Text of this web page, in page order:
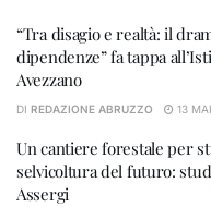
“Tra disagio e realtà: il
dipendenze” fa tappa
Avezzano
DI REDAZIONE ABRUZZO 13
Un cantiere forestale per
selvicoltura del futuro:
Assergi